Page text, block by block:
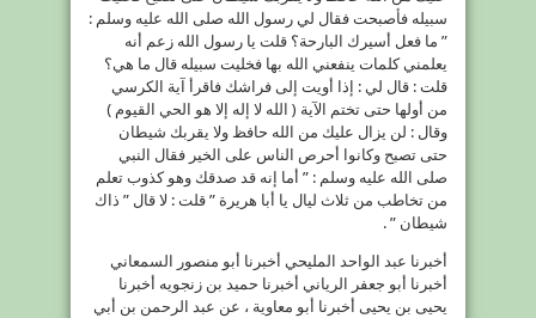
سبيله فأصبحت فقال لي رسول الله صلى الله عليه وسلم :
” ما فعل أسيرك البارحة؟ قلت يا رسول الله زعم أنه
يعلمني كلمات ينفعني الله بها فخليت سبيله قال ما هي؟
قلت : قال لي : إذا أويت إلى فراشك فاقرأ آية الكرسي
من أولها حتى تختم الآية ( الله لا إله إلا هو الحي القيوم )
وقال : لن يزال عليك من الله حافظ ولا يقربك شيطان
حتى تصبح وكانوا أحرص الناس على الخير فقال النبي
صلى الله عليه وسلم : ” أما إنه قد صدقك وهو كذوب تعلم
من تخاطب من ثلاث ليال يا أبا هريرة ” قلت : لا قال ” ذاك
شيطان ” .
أخبرنا عبد الواحد المليحي أخبرنا أبو منصور السمعاني
أخبرنا أبو جعفر الرياني أخبرنا حميد بن زنجويه أخبرنا
يحيى بن يحيى أخبرنا أبو معاوية ، عن عبد الرحمن بن أبي